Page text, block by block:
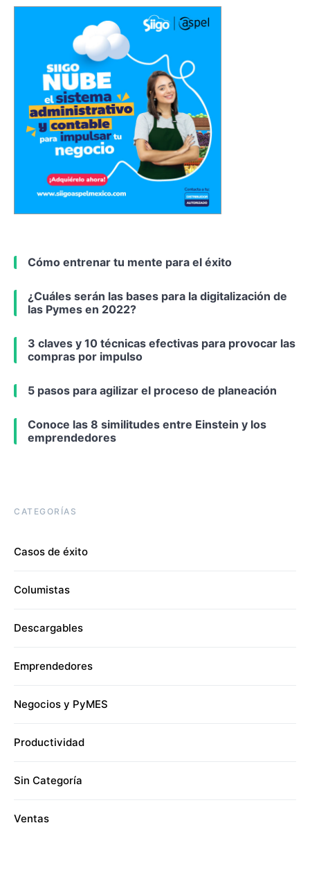
Cómo entrenar tu mente para el éxito
¿Cuáles serán las bases para la digitalización de
las Pymes en 2022?
3 claves y 10 técnicas efectivas para provocar las
compras por impulso
5 pasos para agilizar el proceso de planeación
Conoce las 8 similitudes entre Einstein y los
emprendedores
CATEGORÍAS
Casos de éxito
Columistas
Descargables
Emprendedores
Negocios y PyMES
Productividad
Sin Categoría
Ventas